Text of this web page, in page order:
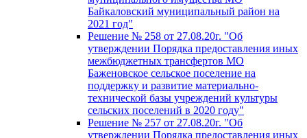
Байкаловский муниципальный район на
2021 год"
Решение № 258 от 27.08.20г. "Об
утверждении Порядка предоставления иных
межбюджетных трансфертов МО
Баженовское сельское поселение на
поддержку и развитие материально-
технической базы учреждений культуры
сельских поселений в 2020 году"
Решение № 257 от 27.08.20г. "Об
утверждении Порядка предоставления иных